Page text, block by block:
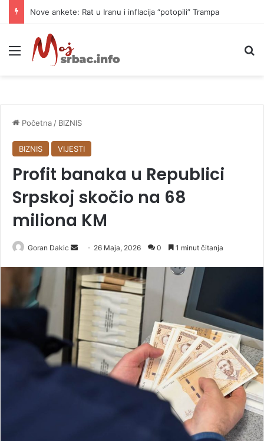
Nove ankete: Rat u Iranu i inflacija “potopili” Trampa
Meni
Početna / BIZNIS
BIZNIS VIJESTI
Profit banaka u Republici
Srpskoj skočio na 68
miliona KM
Goran Dakic
n
d
a
n
e
m
a
26 Maja, 2026 0 1 minut čitanja